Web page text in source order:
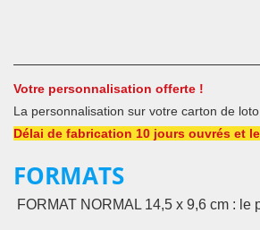
Votre personnalisation offerte !
La personnalisation sur votre carton de
Délai de fabrication 10 jours ouvrés et
FORMATS
FORMAT NORMAL 14,5 x 9,6 cm :